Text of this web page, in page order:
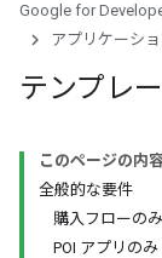
Google for
アプリケーシ
テンプレ
このページの内
全般的な要件
購入フローのみ
POI アプリのみ